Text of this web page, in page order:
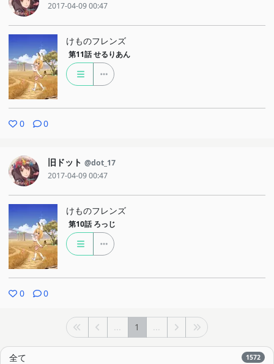
2017-04-09 00:47
けものフレンズ
第11話 せるりあん
0 0
旧ドット @dot_17
2017-04-09 00:47
けものフレンズ
第10話 ろっじ
0 0
... 1 ...
全て 1572